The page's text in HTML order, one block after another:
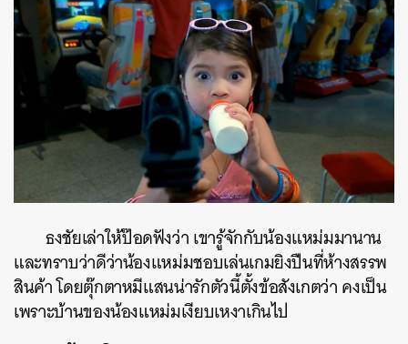
ธงชัยเล่าให้ป๊อดฟังว่า เขารู้จักกับน้องแหม่มมานาน
และทราบว่าดีว่าน้องแหม่มชอบเล่นเกมยิงปืนที่ห้างสรรพ
สินค้า โดยตุ๊กตาหมีแสนน่ารักตัวนี้ตั้งข้อสังเกตว่า คงเป็น
เพราะบ้านของน้องแหม่มเงียบเหงาเกินไป